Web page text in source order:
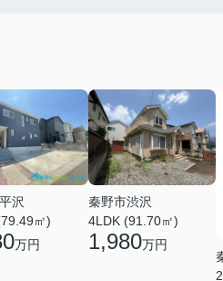
沢
㎡)
万円
秦野市渋沢
4LDK (91.70㎡)
1,980万円